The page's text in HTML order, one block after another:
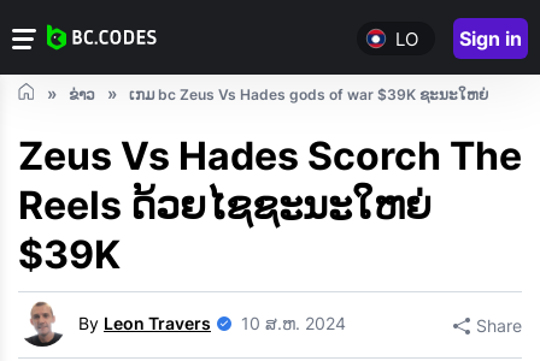
LO Sign in
ຂ່າວ ເກມ bc Zeus Vs Hades gods of war $39K ຊະນະໃຫຍ່
Zeus Vs Hades Scorch The
Reels ດ້ວຍໄຊຊະນະໃຫຍ່
$39K
By Leon Travers 10 ສ.ຫ. 2024 Share